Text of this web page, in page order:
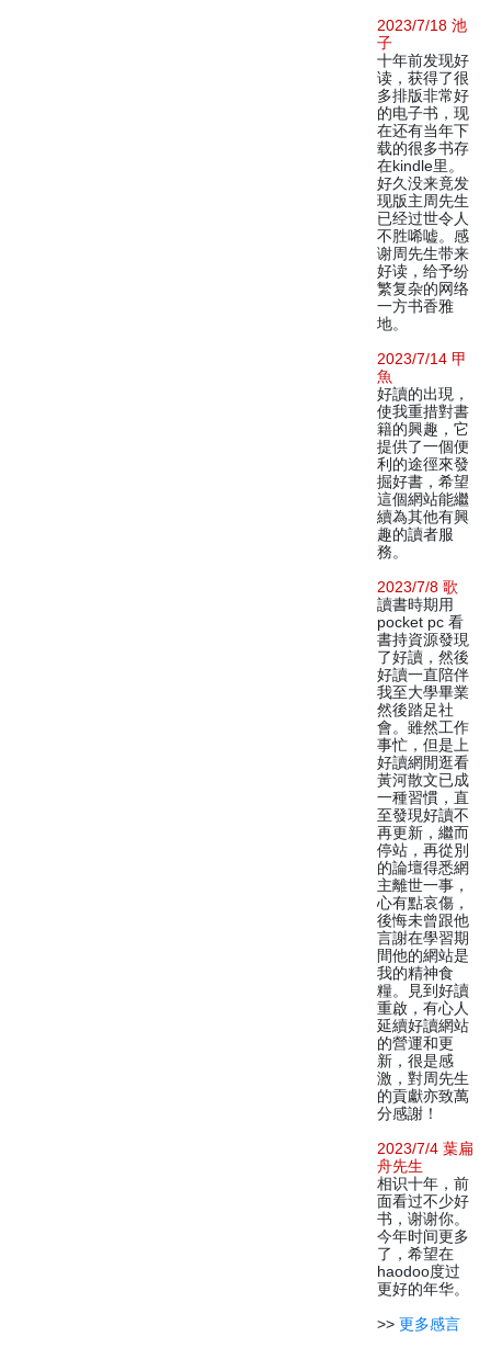
2023/7/18 池
子
十年前发现好
读，获得了很
多排版非常好
的电子书，现
在还有当年下
载的很多书存
在kindle里。
好久没来竟发
现版主周先生
已经过世令人
不胜唏嘘。感
谢周先生带来
好读，给予纷
繁复杂的网络
一方书香雅
地。
2023/7/14 甲
魚
好讀的出現，
使我重措對書
籍的興趣，它
提供了一個便
利的途徑來發
掘好書，希望
這個網站能繼
續為其他有興
趣的讀者服
務。
2023/7/8 歌
讀書時期用
pocket pc 看
書持資源發現
了好讀，然後
好讀一直陪伴
我至大學畢業
然後踏足社
會。雖然工作
事忙，但是上
好讀網閒逛看
黃河散文已成
一種習慣，直
至發現好讀不
再更新，繼而
停站，再從別
的論壇得悉網
主離世一事，
心有點哀傷，
後悔未曾跟他
言謝在學習期
間他的網站是
我的精神食
糧。見到好讀
重啟，有心人
延續好讀網站
的營運和更
新，很是感
激，對周先生
的貢獻亦致萬
分感謝！
2023/7/4 葉扁
舟先生
相识十年，前
面看过不少好
书，谢谢你。
今年时间更多
了，希望在
haodoo度过
更好的年华。
>> 更多感言